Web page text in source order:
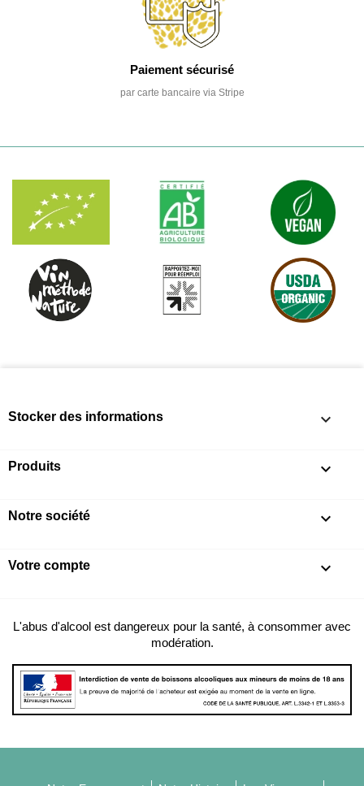
Paiement sécurisé
par carte bancaire via Stripe
Stocker des informations keyboard_arrow_down
Produits 
Notre société 
Votre compte 
L'abus d'alcool est dangereux pour la santé, à consommer avec
modération.